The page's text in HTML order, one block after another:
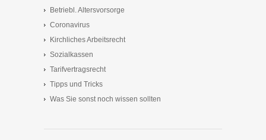
Betriebl. Altersvorsorge
Coronavirus
Kirchliches Arbeitsrecht
Sozialkassen
Tarifvertragsrecht
Tipps und Tricks
Was Sie sonst noch wissen sollten